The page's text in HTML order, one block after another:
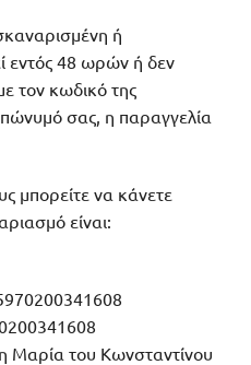
ή
εντός 48 ωρών ή δεν
τον κωδικό της
σας, η παραγγελία
μπορείτε να κάνετε
είναι:
Μαρία του Κωνσταντίνου